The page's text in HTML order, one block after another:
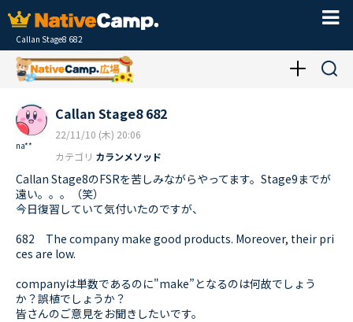
Callan Stage8 682
na**
Callan Stage8 682
22/11/10 (木) 20:06
カテゴリ カランメソッド
Callan Stage8のFSRを苦しみながらやってます。Stage9までが
遠い。。。（笑）
今日復習していて気付いたのですが、
682 The company make good products. Moreover, their pri
ces are low.
companyは単数であるのに"make”となるのは何故でしょう
か？誤植でしょうか？
皆さんのご意見をお聞きしたいです。